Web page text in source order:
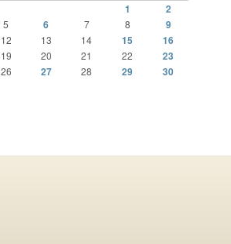
1
2
5 6 7 8 9
12 13 14 15 16
19 20 21 22 23
26 27 28 29 30